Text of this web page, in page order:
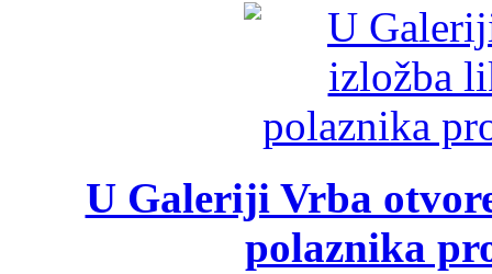
U Galeriji Vrba
polaznika